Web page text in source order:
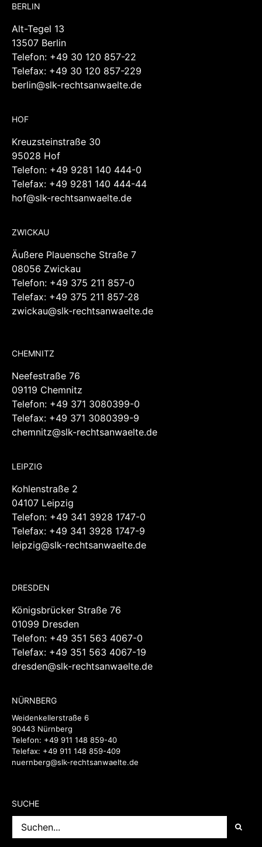
BERLIN
Alt-Tegel 13
13507 Berlin
Telefon: +49 30 120 857-22
Telefax: +49 30 120 857-229
berlin@slk-rechtsanwaelte.de
HOF
Kreuzsteinstraße 30
95028 Hof
Telefon: +49 9281 140 444-0
Telefax: +49 9281 140 444-44
hof@slk-rechtsanwaelte.de
ZWICKAU
Äußere Plauensche Straße 7
08056 Zwickau
Telefon: +49 375 211 857-0
Telefax: +49 375 211 857-28
zwickau@slk-rechtsanwaelte.de
CHEMNITZ
Neefestraße 76
09119 Chemnitz
Telefon: +49 371 3080399-0
Telefax: +49 371 3080399-9
chemnitz@slk-rechtsanwaelte.de
LEIPZIG
Kohlenstraße 2
04107 Leipzig
Telefon: +49 341 3928 1747-0
Telefax: +49 341 3928 1747-9
leipzig@slk-rechtsanwaelte.de
DRESDEN
Königsbrücker Straße 76
01099 Dresden
Telefon: +49 351 563 4067-0
Telefax: +49 351 563 4067-19
dresden@slk-rechtsanwaelte.de
NÜRNBERG
Weidenkellerstraße 6
90443 Nürnberg
Telefon: +49 911 148 859-40
Telefax: +49 911 148 859-409
nuernberg@slk-rechtsanwaelte.de
SUCHE
nach: